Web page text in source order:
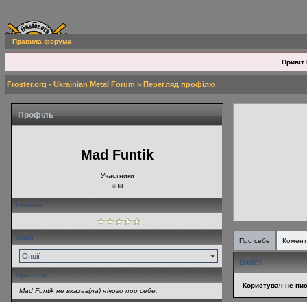
Правила форума
Привіт
Froster.org - Ukrainian Metal Forum > Перегляд профілю
Профіль
Mad Funtik
Участники
Рейтинг
Опції
Опції
Про себе
Mad Funtik не вказав(ла) нічого про себе.
Про себе
Вміст
Користувач не